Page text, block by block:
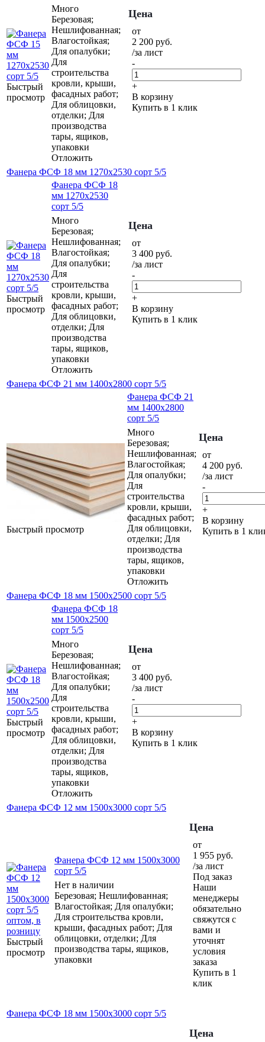
Быстрый
просмотр
Много
Березовая;
Нешлифованная;
Влагостойкая;
Для опалубки;
Для
строительства
кровли, крыши,
фасадных работ;
Для облицовки,
отделки; Для
производства
тары, ящиков,
упаковки
Отложить
Цена
от
2 200 руб.
/за лист
-
+
В корзину
Купить в 1 клик
Фанера ФСФ 18 мм 1270х2530 сорт 5/5
Быстрый
просмотр
Фанера ФСФ 18
мм 1270х2530
сорт 5/5
Много
Березовая;
Нешлифованная;
Влагостойкая;
Для опалубки;
Для
строительства
кровли, крыши,
фасадных работ;
Для облицовки,
отделки; Для
производства
тары, ящиков,
упаковки
Отложить
Цена
от
3 400 руб.
/за лист
-
+
В корзину
Купить в 1 клик
Фанера ФСФ 21 мм 1400х2800 сорт 5/5
Быстрый просмотр
Фанера ФСФ 21
мм 1400х2800
сорт 5/5
Много
Березовая;
Нешлифованная;
Влагостойкая;
Для опалубки;
Для
строительства
кровли, крыши,
фасадных работ;
Для облицовки,
отделки; Для
производства
тары, ящиков,
упаковки
Отложить
Цена
от
4 200 руб.
/за лист
-
+
В корзину
Купить в 1
Фанера ФСФ 18 мм 1500х2500 сорт 5/5
Быстрый
просмотр
Фанера ФСФ 18
мм 1500х2500
сорт 5/5
Много
Березовая;
Нешлифованная;
Влагостойкая;
Для опалубки;
Для
строительства
кровли, крыши,
фасадных работ;
Для облицовки,
отделки; Для
производства
тары, ящиков,
упаковки
Отложить
Цена
от
3 400 руб.
/за лист
-
+
В корзину
Купить в 1 клик
Фанера ФСФ 12 мм 1500х3000 сорт 5/5
Быстрый
просмотр
Фанера ФСФ 12 мм 1500х3000
сорт 5/5
Нет в наличии
Березовая; Нешлифованная;
Влагостойкая; Для опалубки;
Для строительства кровли,
крыши, фасадных работ; Для
облицовки, отделки; Для
производства тары, ящиков,
упаковки
Цена
от
1 955 руб.
/за лист
Под заказ
Наши
менеджеры
обязательно
свяжутся с
вами и
уточнят
условия
заказа
Купить в 1
клик
Фанера ФСФ 18 мм 1500х3000 сорт 5/5
Цена